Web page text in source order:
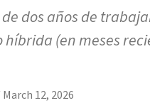
de dos años de
híbrida (en meses
March 12, 2026